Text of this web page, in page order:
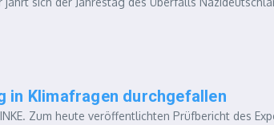
in Klimafragen durchgefallen
Zum heute veröffentlichten Prüfbericht des